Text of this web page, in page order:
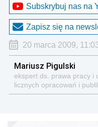
Subskrybuj nas na
Zapisz się na
20 marca 2009,
Mariusz Pigulski
ekspert ds. prawa pracy i
licznych opracowań i